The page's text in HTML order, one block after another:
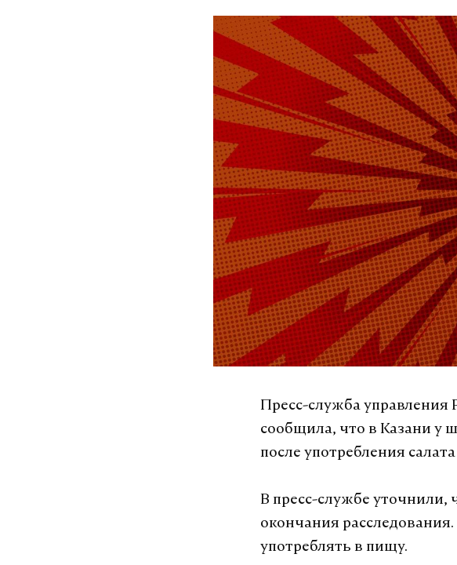
Пресс-служба управления
сообщила, что в Казани у
после употребления
В пресс-службе уточнили,
окончания
употреблять в пищу.